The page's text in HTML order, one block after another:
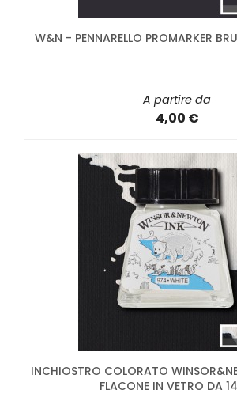
W&N - PENNARELLO PROMARKER
A partire da
4,00 €
INCHIOSTRO COLORATO
FLACONE IN VETRO DA